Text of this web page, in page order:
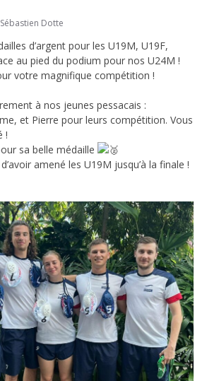
Sébastien Dotte
d’argent pour les U19M, U19F,
au pied du podium pour nos U24M !
votre magnifique compétition !
à nos jeunes pessacais :
et Pierre pour leurs compétition. Vous
!
sa belle médaille
amené les U19M jusqu’à la finale !